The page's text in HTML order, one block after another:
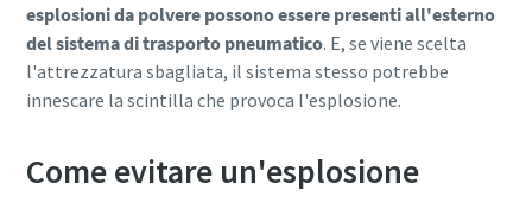
esplosioni da polvere possono essere presenti all'esterno
del sistema di trasporto pneumatico. E, se viene scelta
l'attrezzatura sbagliata, il sistema stesso potrebbe
innescare la scintilla che provoca l'esplosione.
Come evitare un'esplosione